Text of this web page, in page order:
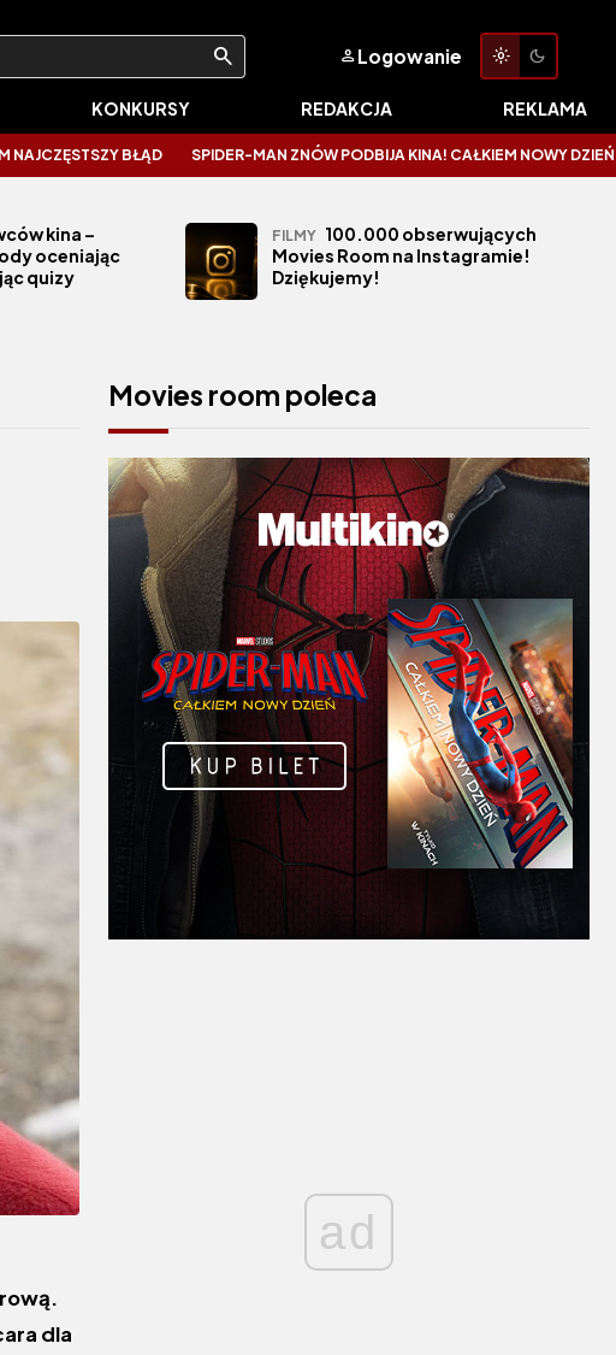
Logowanie
KONKURSY REDAKCJA REKLAMA
BŁĄD SPIDER-MAN ZNÓW PODBIJA KINA! CAŁKIEM NOWY DZIEŃ ZALICZA
kina –
oceniając
quizy
FILMY 100.000 obserwujących
Movies Room na Instagramie!
Dziękujemy!
dla
Movies room poleca
ad